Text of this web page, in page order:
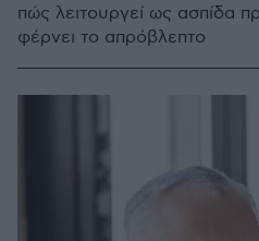
πώς λειτουργεί ως ασπίδα
φέρνει το απρόβλεπτο